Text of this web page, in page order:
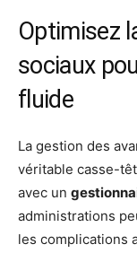
Optimisez
sociaux
fluide
La gestion des
véritable casse-
avec un
administrations
les complications